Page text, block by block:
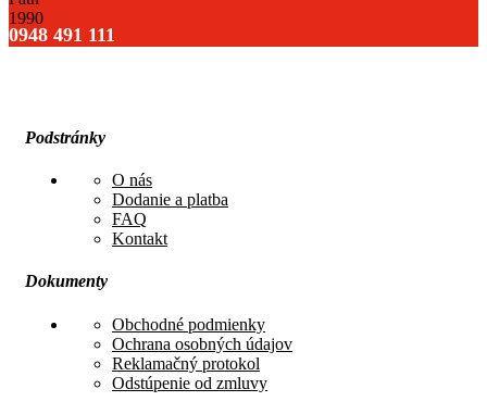
0948 491 111
Podstránky
O nás
Dodanie a platba
FAQ
Kontakt
Dokumenty
Obchodné podmienky
Ochrana osobných údajov
Reklamačný protokol
Odstúpenie od zmluvy